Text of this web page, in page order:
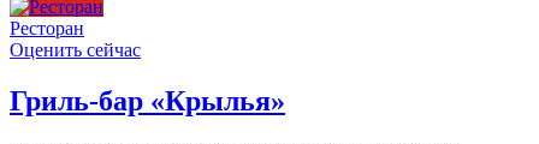
Ресторан
Оценить сейчас
Гриль-бар «Крылья»